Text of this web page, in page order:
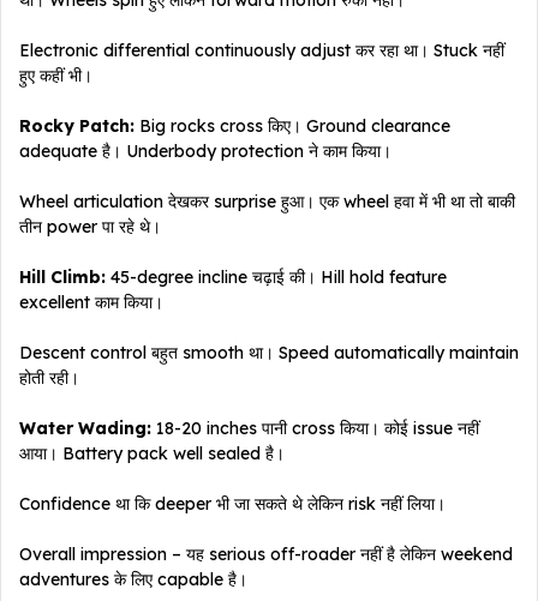
Electronic differential continuously adjust कर रहा था। Stuck नहीं
हुए कहीं भी।
Rocky Patch: Big rocks cross किए। Ground clearance
adequate है। Underbody protection ने काम किया।
Wheel articulation देखकर surprise हुआ। एक wheel हवा में भी था तो बाकी
तीन power पा रहे थे।
Hill Climb: 45-degree incline चढ़ाई की। Hill hold feature
excellent काम किया।
Descent control बहुत smooth था। Speed automatically maintain
होती रही।
Water Wading: 18-20 inches पानी cross किया। कोई issue नहीं
आया। Battery pack well sealed है।
Confidence था कि deeper भी जा सकते थे लेकिन risk नहीं लिया।
Overall impression – यह serious off-roader नहीं है लेकिन weekend
adventures के लिए capable है।